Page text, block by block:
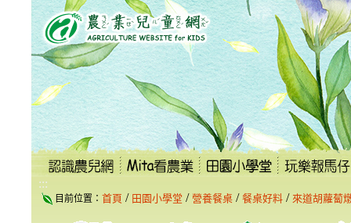
跳
到
主
要
內
容
區
塊
:::
目前位置： 首頁 / 田園小學堂 / 營養餐桌 / 餐桌好料 / 來道胡蘿蔔